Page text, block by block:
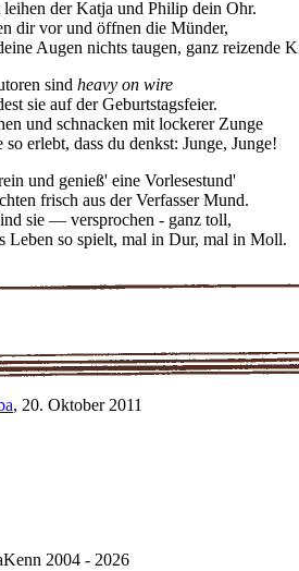
leihen der Katja und Philip dein Ohr.
dir vor und öffnen die Münder,
Augen nichts taugen, ganz reizende
sind heavy on wire
sie auf der Geburtstagsfeier.
und schnacken mit lockerer Zunge
so erlebt, dass du denkst: Junge, Junge!
und genieß' eine Vorlesestund'
frisch aus der Verfasser Mund.
sie — versprochen - ganz toll,
Leben so spielt, mal in Dur, mal in Moll.
, 20. Oktober 2011
2004 - 2026